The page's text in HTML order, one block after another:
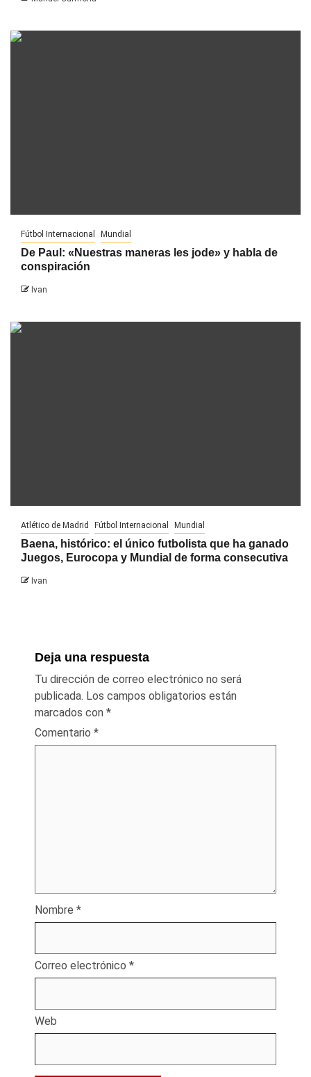
Fútbol Internacional Mundial
De Paul: «Nuestras maneras les jode» y habla de
conspiración
Ivan
Atlético de Madrid Fútbol Internacional Mundial
Baena, histórico: el único futbolista que ha ganado
Juegos, Eurocopa y Mundial de forma consecutiva
Ivan
Deja una respuesta
Tu dirección de correo electrónico no será
publicada. Los campos obligatorios están
marcados con *
Comentario *
Nombre *
Correo electrónico *
Web